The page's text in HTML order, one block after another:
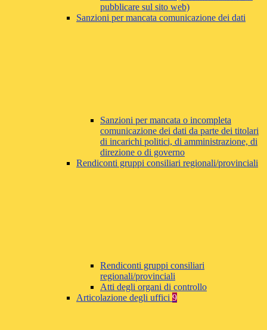
pubblicare sul sito web)
Sanzioni per mancata comunicazione dei dati
Sanzioni per mancata o incompleta
comunicazione dei dati da parte dei titolari
di incarichi politici, di amministrazione, di
direzione o di governo
Rendiconti gruppi consiliari regionali/provinciali
Rendiconti gruppi consiliari
regionali/provinciali
Atti degli organi di controllo
Articolazione degli uffici 9